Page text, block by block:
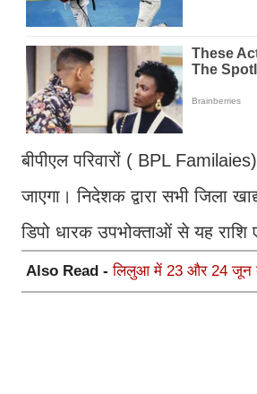
बीपीएल परिवारों ( BPL
जाएगा। निदेशक द्वारा सभी जिला
डिपो धारक उपभोक्ताओं से यह
Also Read -लिलुआ में 23 और 24 जून को